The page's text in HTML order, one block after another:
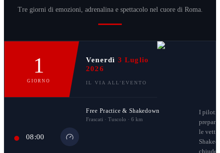
Tre giorni di emozioni, adrenalina e spettacolo nel cuore di Roma.
1
GIORNO
Venerdì 3 Luglio
2026
IL VIA ALL'EVENTO
08:00
Free Practice & Shakedown
Frascati · Tuscolo · 6 km
I piloti
le
chiude